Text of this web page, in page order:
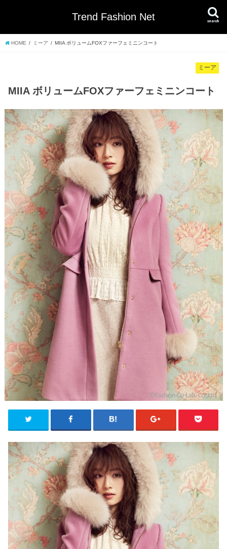
Trend Fashion Net search
HOME ミーア MIIA ボリュームFOXファーフェミニンコート
ミーア
MIIA ボリュームFOXファーフェミニンコート